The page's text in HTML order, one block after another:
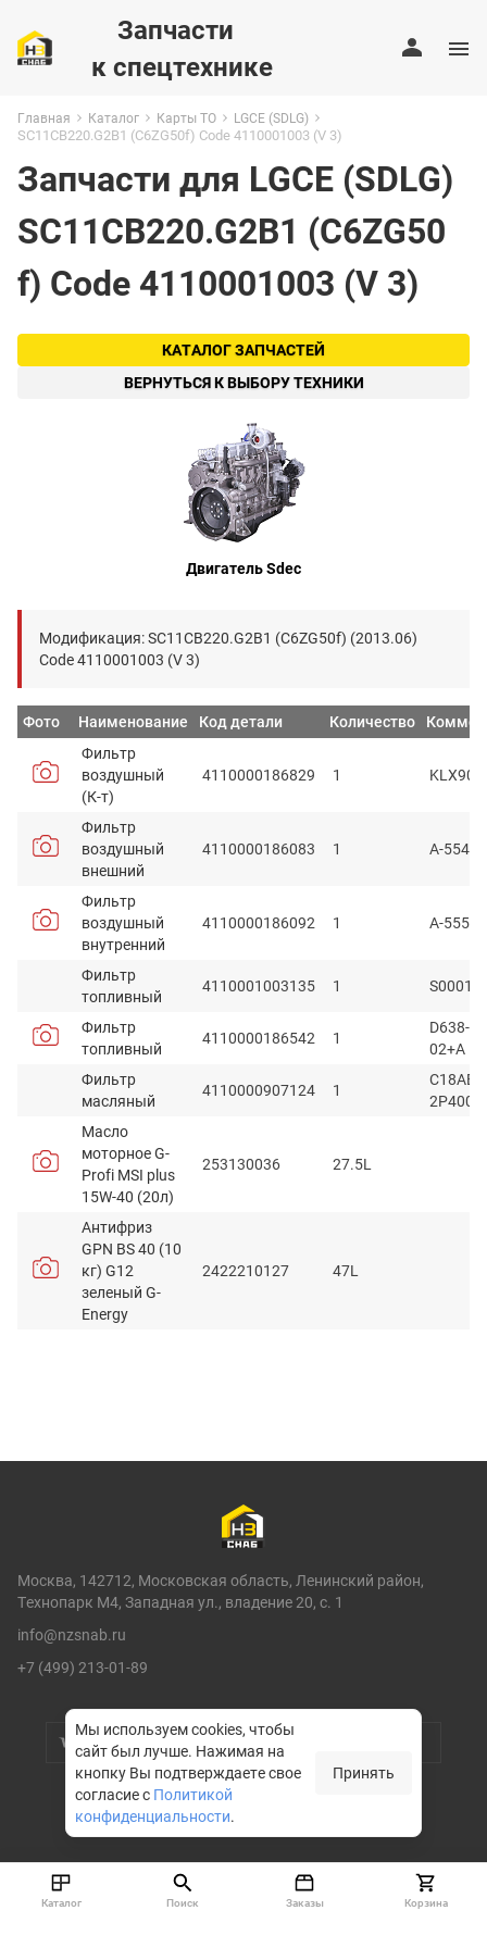
Запчасти
к спецтехнике
Главная Каталог Карты ТО LGCE (SDLG)
SC11CB220.G2B1 (C6ZG50f) Code 4110001003 (V 3)
Запчасти для LGCE (SDLG)
SC11CB220.G2B1 (C6ZG50
f) Code 4110001003 (V 3)
КАТАЛОГ ЗАПЧАСТЕЙ
ВЕРНУТЬСЯ К ВЫБОРУ ТЕХНИКИ
Двигатель Sdec
Модификация: SC11CB220.G2B1 (C6ZG50f) (2013.06)
Code 4110001003 (V 3)
Фото Наименование Код детали Количество
Фильтр
воздушный
(К-т)
4110000186829 1 KLX908
Фильтр
воздушный
внешний
4110000186083 1 A-
Фильтр
воздушный
внутренний
4110000186092 1 A-
Фильтр
топливный
4110001003135 1
Фильтр
топливный
4110000186542 1
D638-
02+A
Фильтр
масляный
4110000907124 1
C18AB-
Масло
моторное G-
Profi MSI plus
15W-40 (20л)
253130036 27.5L
Антифриз
GPN BS 40 (10
кг) G12
зеленый G-
Energy
2422210127 47L
Москва, 142712, Московская область, Ленинский район,
Технопарк М4, Западная ул., владение 20, с. 1
info@nzsnab.ru
+7 (499) 213-01-89
Мы используем cookies, чтобы
сайт был лучше. Нажимая на
кнопку Вы подтверждаете свое
согласие с Политикой
конфиденциальности.
Принять
© НЗСНАБ 2004-2026
Каталог Поиск Заказы Корзина